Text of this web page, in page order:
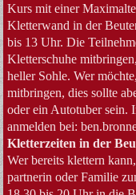
Kurs mit einer
Kletterwand in der
bis 13 Uhr. Die
Kletterschuhe
heller Sohle. Wer
mitbringen, dies sollte
oder ein Autotuber sein.
anmelden bei:
Kletterzeiten in der
Wer bereits klettern
partnerin oder Familie